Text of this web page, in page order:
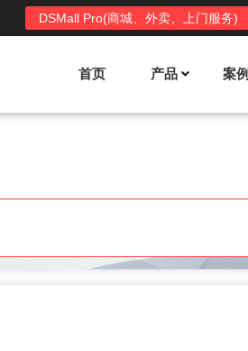
DSMall Pro(商城、外卖、上门服务)
首页 产品
DSShop功能列表
案例